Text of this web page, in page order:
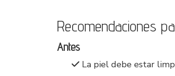
Recomendaciones
Antes
La piel debe estar